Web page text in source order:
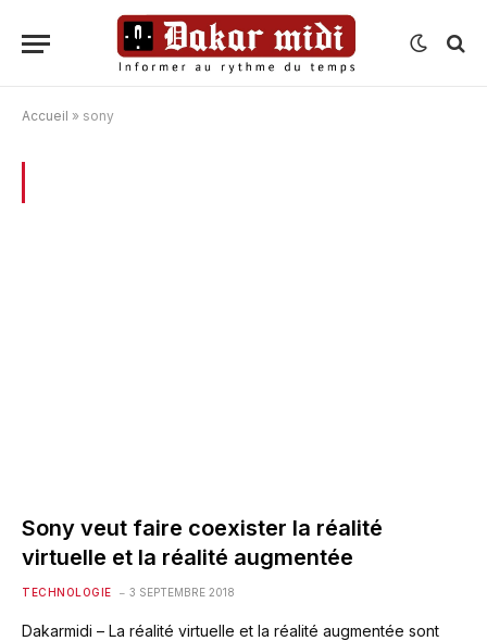
Accueil » sony
Sony veut faire coexister la réalité
virtuelle et la réalité augmentée
TECHNOLOGIE 3 SEPTEMBRE 2018
Dakarmidi – La réalité virtuelle et la réalité augmentée sont